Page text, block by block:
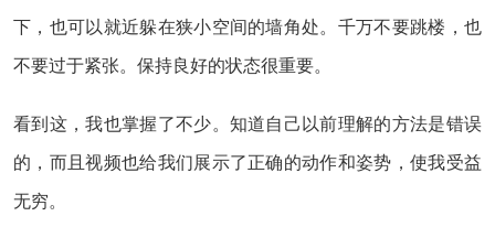
下，也可以就近躲在狭小空间的墙角处。千万不要跳楼，也
不要过于紧张。保持良好的状态很重要。
看到这，我也掌握了不少。知道自己以前理解的方法是错误
的，而且视频也给我们展示了正确的动作和姿势，使我受益
无穷。